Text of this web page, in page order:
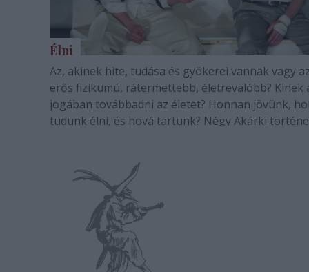
Élni
Az, akinek hite, tudása és gyökerei vannak vagy
erős fizikumú, rátermettebb, életrevalóbb? Kinek áll
jogában továbbadni az életet? Honnan jövünk, hol
tudunk élni, és hová tartunk? Négy Akárki